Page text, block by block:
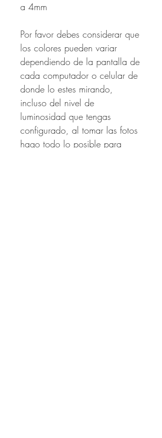
a 4mm
Por favor debes considerar que
los colores pueden variar
dependiendo de la pantalla de
cada computador o celular de
donde lo estes mirando,
incluso del nivel de
luminosidad que tengas
configurado, al tomar las fotos
hago todo lo posible para